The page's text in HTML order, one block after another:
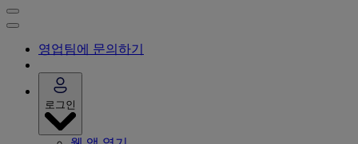
영업팀에 문의하기
로그인